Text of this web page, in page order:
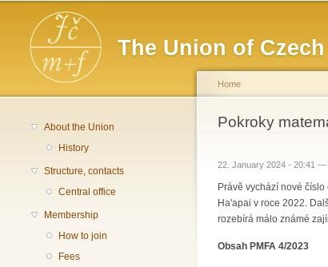
The Union of
Main menu
About the Union
History
Structure, contacts
Central office
Membership
How to join
Fees
You are here
Home
Pokroky
22. January 2024 - 20:41 —
Právě vychází nové
Ha'apai v roce 2022.
rozebírá málo známé
Obsah PMFA 4/2023